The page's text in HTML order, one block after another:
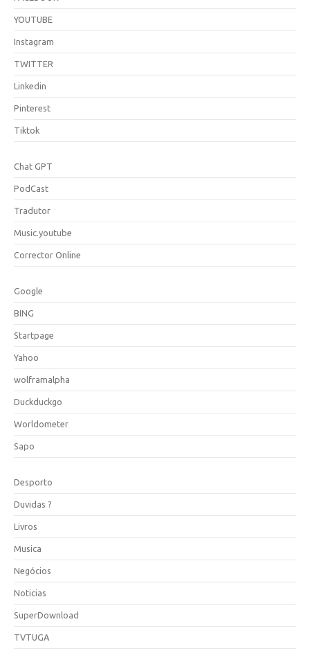
YOUTUBE
Instagram
TWITTER
Linkedin
Pinterest
Tiktok
Chat GPT
PodCast
Tradutor
Music.youtube
Corrector Online
Google
BING
Startpage
Yahoo
wolframalpha
Duckduckgo
Worldometer
Sapo
Desporto
Duvidas ?
Livros
Musica
Negócios
Noticias
SuperDownload
TVTUGA